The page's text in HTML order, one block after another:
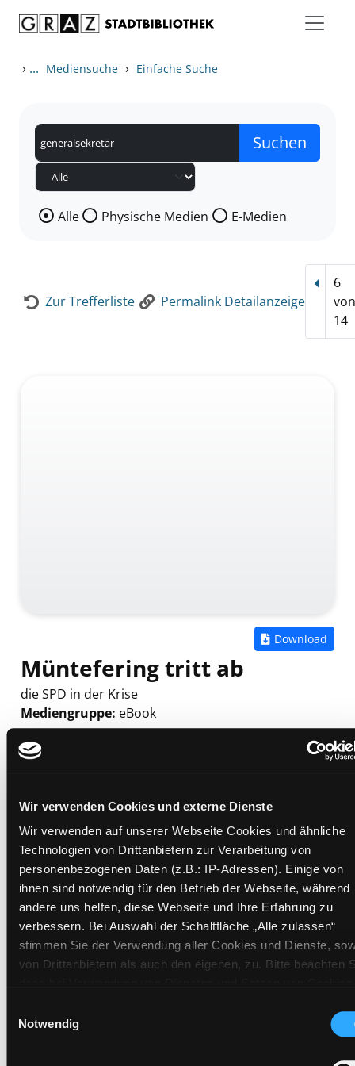
Wir verwenden Cookies und externe Dienste
Wir verwenden auf unserer Webseite Cookies und ähnliche
Technologien von Drittanbietern zur Verarbeitung von
personenbezogenen Daten (z.B.: IP-Adressen). Einige von
ihnen sind notwendig für den Betrieb der Webseite, während
andere uns helfen, diese Webseite und Ihre Erfahrung zu
verbessern. Bei Auswahl der Schaltfläche „Alle zulassen“
stimmen Sie der Verwendung aller Cookies und Dienste,
von Drittanbietern als auch den eigenen, zu. Bitte beachten
(Länder außerhalb des EWR ohne adäquates
Datenschutzniveau) stattfinden kann. In diesem
Notwendig
› ... Mediensuche › Einfache Suche
Wählen Sie die Medienart nach der Sie suchen wollen.
Alle Physische Medien E-Medien
Zur Trefferliste Permalink Detailanzeige
6
14
Müntefering tritt ab
die SPD in der Krise
Mediengruppe: eBook
Suche nach diesem Verfasser
Beschreibung ein-/ausblenden
Download
Exemplare
Zweigstelle: Bibliothek digital
Signatur:
Standort 2:
Status: Zum Download
Frist: